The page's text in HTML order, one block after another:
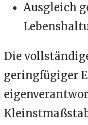
Ausgleich
Die
geringfügiger